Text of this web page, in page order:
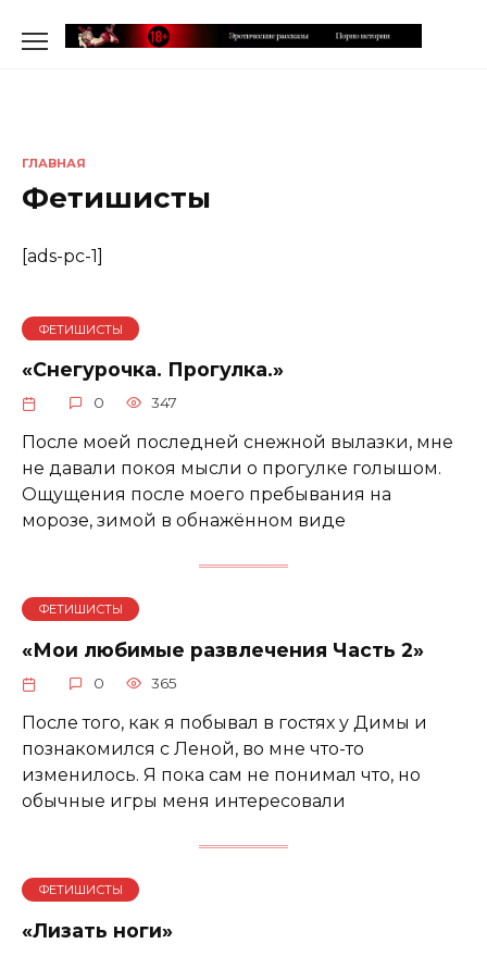
ГЛАВНАЯ
Фетишисты
[ads-pc-1]
ФЕТИШИСТЫ
«Снегурочка. Прогулка.»
0 347
После моей последней снежной вылазки, мне
не давали покоя мысли о прогулке голышом.
Ощущения после моего пребывания на
морозе, зимой в обнажённом виде
ФЕТИШИСТЫ
«Мои любимые развлечения Часть 2»
0 365
После того, как я побывал в гостях у Димы и
познакомился с Леной, во мне что-то
изменилось. Я пока сам не понимал что, но
обычные игры меня интересовали
ФЕТИШИСТЫ
«Лизать ноги»